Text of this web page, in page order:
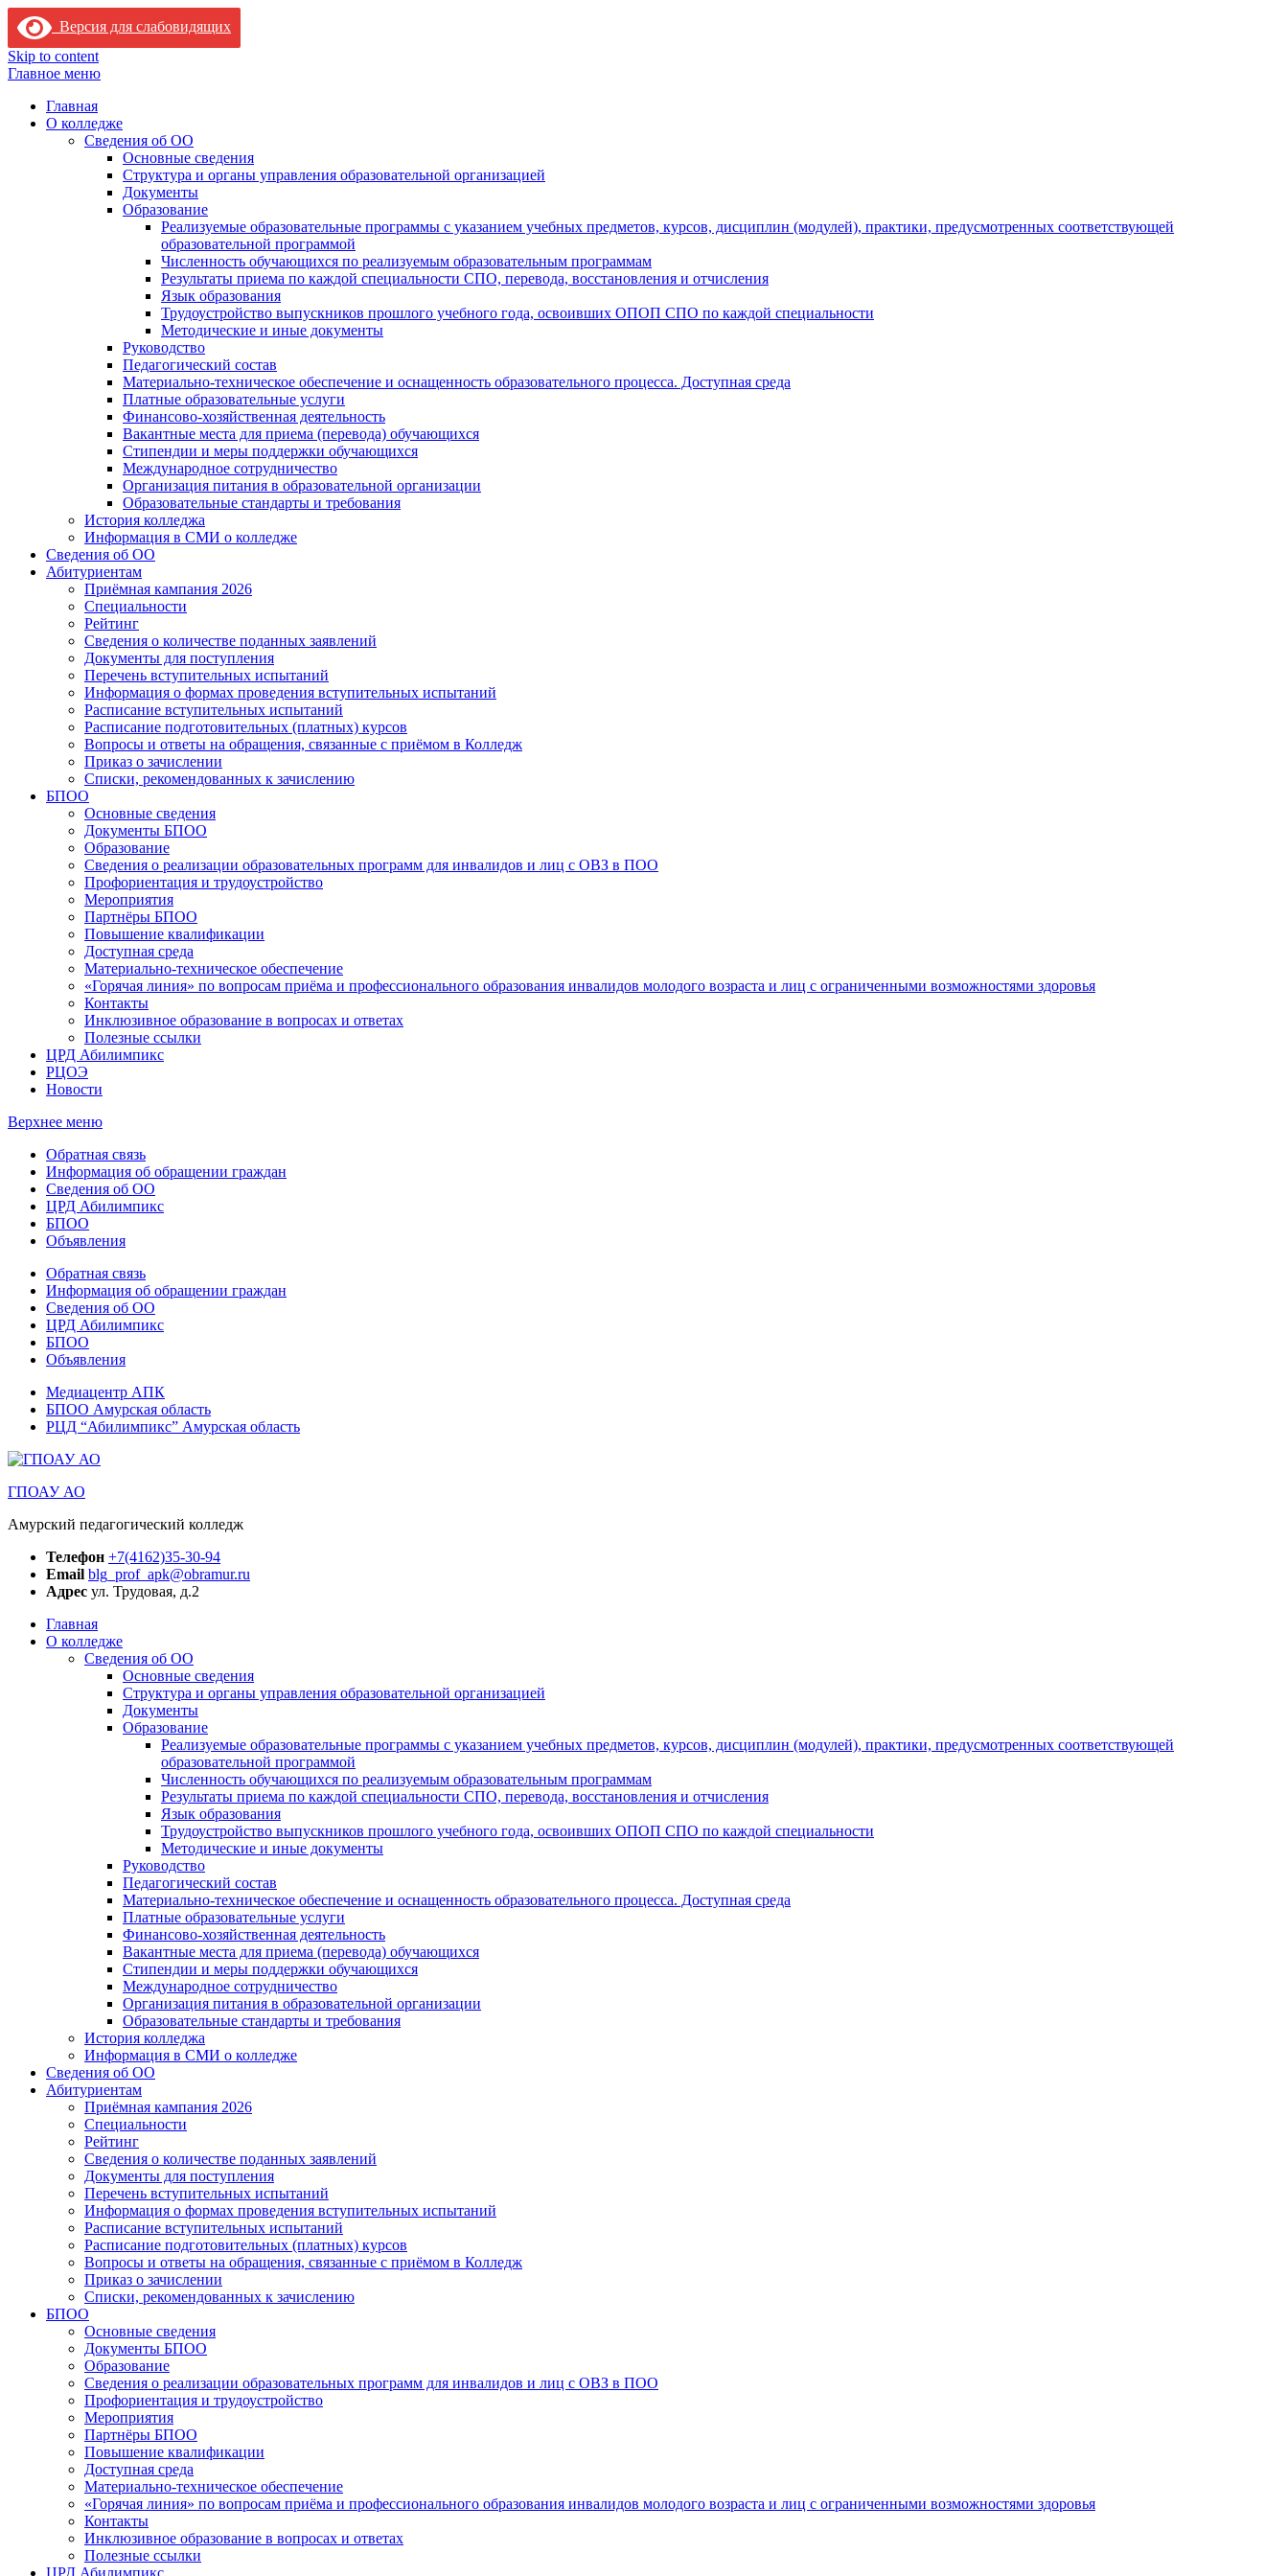
Версия для слабовидящих
Skip to content
Главное меню
Главная
О колледже
Сведения об ОО
Основные сведения
Структура и органы управления образовательной организацией
Документы
Образование
Реализуемые образовательные программы с указанием учебных предметов, курсов, дисциплин (модулей), практики, предусмотренных соответствующей
образовательной программой
Численность обучающихся по реализуемым образовательным программам
Результаты приема по каждой специальности СПО, перевода, восстановления и отчисления
Язык образования
Трудоустройство выпускников прошлого учебного года, освоивших ОПОП СПО по каждой специальности
Методические и иные документы
Руководство
Педагогический состав
Материально-техническое обеспечение и оснащенность образовательного процесса. Доступная среда
Платные образовательные услуги
Финансово-хозяйственная деятельность
Вакантные места для приема (перевода) обучающихся
Стипендии и меры поддержки обучающихся
Международное сотрудничество
Организация питания в образовательной организации
Образовательные стандарты и требования
История колледжа
Информация в СМИ о колледже
Сведения об ОО
Абитуриентам
Приёмная кампания 2026
Специальности
Рейтинг
Сведения о количестве поданных заявлений
Документы для поступления
Перечень вступительных испытаний
Информация о формах проведения вступительных испытаний
Расписание вступительных испытаний
Расписание подготовительных (платных) курсов
Вопросы и ответы на обращения, связанные с приёмом в Колледж
Приказ о зачислении
Списки, рекомендованных к зачислению
БПОО
Основные сведения
Документы БПОО
Образование
Сведения о реализации образовательных программ для инвалидов и лиц с ОВЗ в ПОО
Профориентация и трудоустройство
Мероприятия
Партнёры БПОО
Повышение квалификации
Доступная среда
Материально-техническое обеспечение
«Горячая линия» по вопросам приёма и профессионального образования инвалидов молодого возраста и лиц с ограниченными возможностями здоровья
Контакты
Инклюзивное образование в вопросах и ответах
Полезные ссылки
ЦРД Абилимпикс
РЦОЭ
Новости
Верхнее меню
Обратная связь
Информация об обращении граждан
Сведения об ОО
ЦРД Абилимпикс
БПОО
Объявления
Обратная связь
Информация об обращении граждан
Сведения об ОО
ЦРД Абилимпикс
БПОО
Объявления
Медиацентр АПК
БПОО Амурская область
РЦД “Абилимпикс” Амурская область
ГПОАУ АО
Амурский педагогический колледж
Телефон +7(4162)35-30-94
Email blg_prof_apk@obramur.ru
Адрес ул. Трудовая, д.2
Главная
О колледже
Сведения об ОО
Основные сведения
Структура и органы управления образовательной организацией
Документы
Образование
Реализуемые образовательные программы с указанием учебных предметов, курсов, дисциплин (модулей), практики, предусмотренных соответствующей
образовательной программой
Численность обучающихся по реализуемым образовательным программам
Результаты приема по каждой специальности СПО, перевода, восстановления и отчисления
Язык образования
Трудоустройство выпускников прошлого учебного года, освоивших ОПОП СПО по каждой специальности
Методические и иные документы
Руководство
Педагогический состав
Материально-техническое обеспечение и оснащенность образовательного процесса. Доступная среда
Платные образовательные услуги
Финансово-хозяйственная деятельность
Вакантные места для приема (перевода) обучающихся
Стипендии и меры поддержки обучающихся
Международное сотрудничество
Организация питания в образовательной организации
Образовательные стандарты и требования
История колледжа
Информация в СМИ о колледже
Сведения об ОО
Абитуриентам
Приёмная кампания 2026
Специальности
Рейтинг
Сведения о количестве поданных заявлений
Документы для поступления
Перечень вступительных испытаний
Информация о формах проведения вступительных испытаний
Расписание вступительных испытаний
Расписание подготовительных (платных) курсов
Вопросы и ответы на обращения, связанные с приёмом в Колледж
Приказ о зачислении
Списки, рекомендованных к зачислению
БПОО
Основные сведения
Документы БПОО
Образование
Сведения о реализации образовательных программ для инвалидов и лиц с ОВЗ в ПОО
Профориентация и трудоустройство
Мероприятия
Партнёры БПОО
Повышение квалификации
Доступная среда
Материально-техническое обеспечение
«Горячая линия» по вопросам приёма и профессионального образования инвалидов молодого возраста и лиц с ограниченными возможностями здоровья
Контакты
Инклюзивное образование в вопросах и ответах
Полезные ссылки
ЦРД Абилимпикс